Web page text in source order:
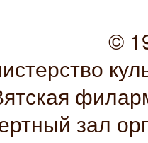
©
зал